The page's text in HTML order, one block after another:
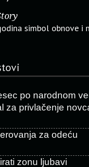
simbol obnove i
po narodnom
za privlačenje
za odeću
zonu ljubavi